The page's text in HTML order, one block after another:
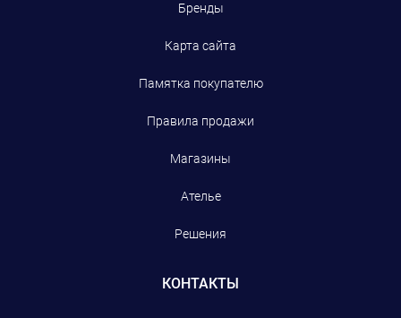
Бренды
Карта сайта
Памятка покупателю
Правила продажи
Магазины
Ателье
Решения
КОНТАКТЫ